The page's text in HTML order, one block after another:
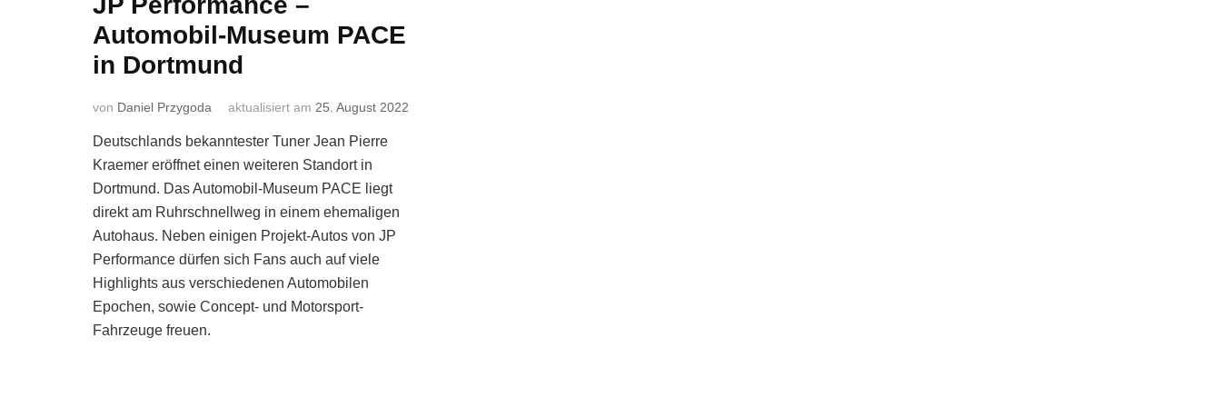
Automobil-Museum PACE
in Dortmund
von Daniel Przygoda aktualisiert am 25. August 2022
Deutschlands bekanntester Tuner Jean Pierre
Kraemer eröffnet einen weiteren Standort in
Dortmund. Das Automobil-Museum PACE liegt
direkt am Ruhrschnellweg in einem ehemaligen
Autohaus. Neben einigen Projekt-Autos von JP
Performance dürfen sich Fans auch auf viele
Highlights aus verschiedenen Automobilen
Epochen, sowie Concept- und Motorsport-
Fahrzeuge freuen.